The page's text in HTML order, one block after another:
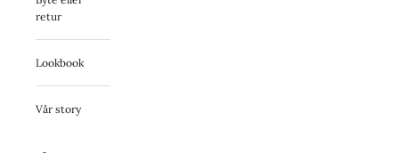
retur
Lookbook
Vår story